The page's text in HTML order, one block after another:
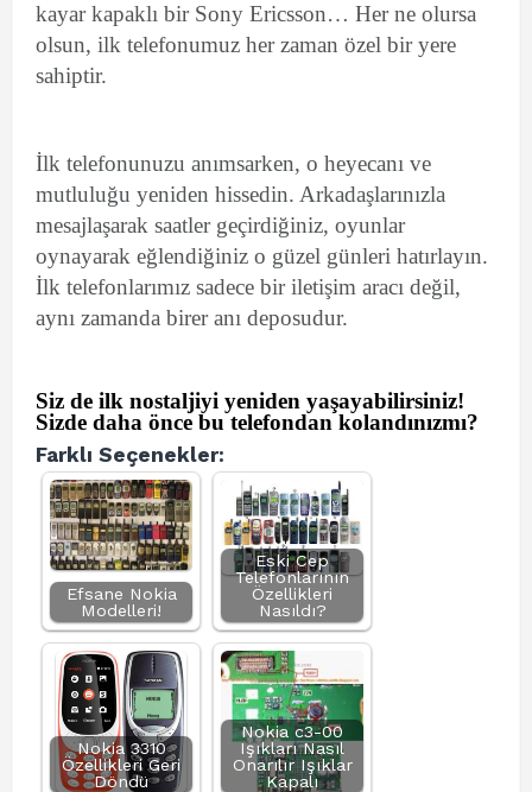
kayar kapaklı bir Sony Ericsson… Her ne olursa
olsun, ilk telefonumuz her zaman özel bir yere
sahiptir.
İlk telefonunuzu anımsarken, o heyecanı ve
mutluluğu yeniden hissedin. Arkadaşlarınızla
mesajlaşarak saatler geçirdiğiniz, oyunlar
oynayarak eğlendiğiniz o güzel günleri hatırlayın.
İlk telefonlarımız sadece bir iletişim aracı değil,
aynı zamanda birer anı deposudur.
Siz de ilk nostaljiyi yeniden yaşayabilirsiniz!
Sizde daha önce bu telefondan kolandınızmı?
Farklı Seçenekler:
Efsane Nokia
Modelleri!
Eski Cep
Telefonlarının
Özellikleri
Nasıldı?
Nokia 3310
Özellikleri Geri
Döndü
Nokia c3-00
Işıkları Nasıl
Onarılır Işıklar
Kapalı